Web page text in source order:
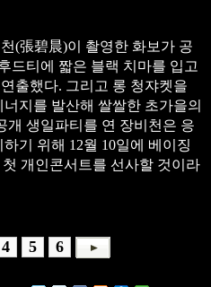
(張碧晨)이 촬영한 화보가 공
드티에 짧은 블랙 치마를 입고
출했다. 그리고 롱 청쟈켓을
지를 발산해 쌀쌀한 초가을의
개 생일파티를 연 장비천은 응
기 위해 12월 10일에 베이징
개인콘서트를 선사할 것이라
4 5 6